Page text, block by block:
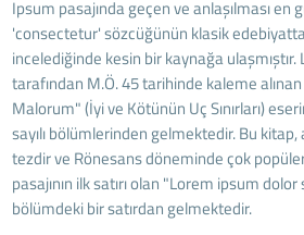
Ipsum pasajında geçen ve anlaşılması en
'consectetur' sözcüğünün klasik
incelediğinde kesin bir kaynağa
tarafından M.Ö. 45 tarihinde kaleme
Malorum" (İyi ve Kötünün Uç Sınırları)
sayılı bölümlerinden gelmektedir. Bu
tezdir ve Rönesans döneminde çok
pasajının ilk satırı olan "Lorem ipsum
bölümdeki bir satırdan gelmektedir.